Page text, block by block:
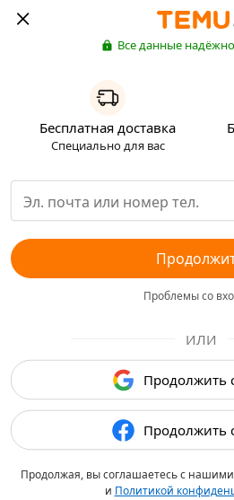
Все данные
Бесплатная доставка
Специально для вас
Проблемы со
ИЛИ
Продолжить
Продолжить
Продолжая, вы соглашаетесь с нашими
и Политикой